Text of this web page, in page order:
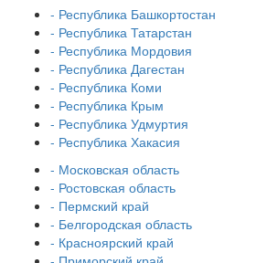
- Республика Башкортостан
- Республика Татарстан
- Республика Мордовия
- Республика Дагестан
- Республика Коми
- Республика Крым
- Республика Удмуртия
- Республика Хакасия
- Московская область
- Ростовская область
- Пермский край
- Белгородская область
- Красноярский край